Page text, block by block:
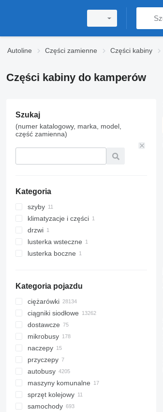
Autoline Części zamienne Części kabiny
Części kabiny do kamperów
Szukaj
(numer katalogowy, marka, model,
część zamienna)
Kategoria
szyby
przednie szyby
boczne szyby
klimatyzacje i części
klimatyzacje
drzwi
lusterka wsteczne
lusterka boczne
Kategoria pojazdu
ciężarówki
ciągniki siodłowe
dostawcze
mikrobusy
naczepy
przyczepy
autobusy
maszyny komunalne
maszyny do czyszczenia dróg
ratraki
samochody ratownicze
sprzęt kolejowy
samochody